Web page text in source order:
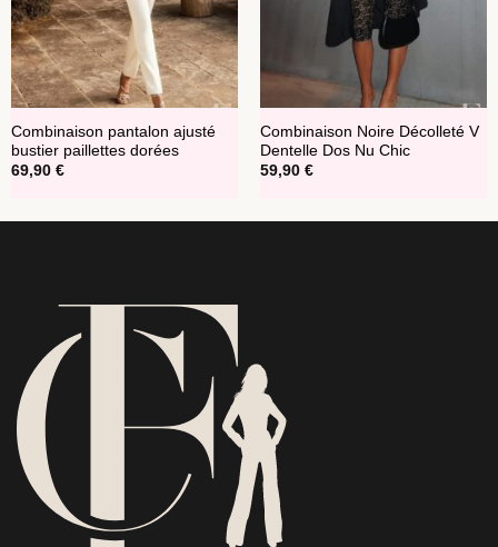
Combinaison pantalon ajusté
bustier paillettes dorées
69,90 €
Combinaison Noire Décolleté V
Dentelle Dos Nu Chic
59,90 €